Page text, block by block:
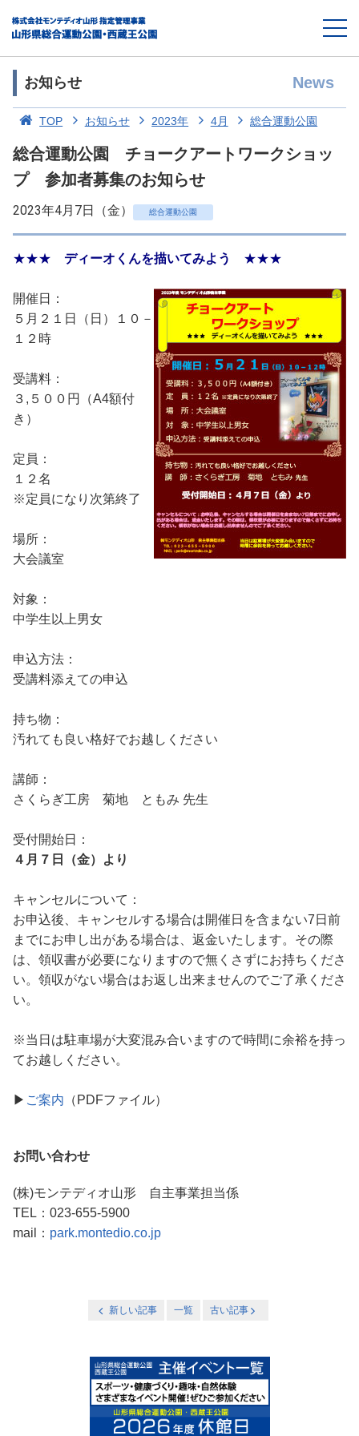
お知らせ News
TOP お知らせ 2023年 4月 総合運動公園
総合運動公園 チョークアートワークショッ
プ 参加者募集のお知らせ
2023年4月7日（金） 総合運動公園
★★★ ディーオくんを描いてみよう ★★★
開催日：
５月２１日（日）１０－
１２時
受講料：
３,５００円（A4額付
き）
定員：
１２名
※定員になり次第終了
場所：
大会議室
対象：
中学生以上男女
申込方法：
受講料添えての申込
持ち物：
汚れても良い格好でお越しください
講師：
さくらぎ工房 菊地 ともみ 先生
受付開始日：
４月７日（金）より
キャンセルについて：
お申込後、キャンセルする場合は開催日を含まない7日前
までにお申し出がある場合は、返金いたします。その際
は、領収書が必要になりますので無くさずにお持ちくださ
い。領収がない場合はお返し出来ませんのでご了承くださ
い。
※当日は駐車場が大変混み合いますので時間に余裕を持っ
てお越しください。
▶ ご案内 （PDFファイル）
お問い合わせ
(株)モンテディオ山形 自主事業担当係
TEL：023-655-5900
mail： park.montedio.co.jp
新しい記事 一覧 古い記事